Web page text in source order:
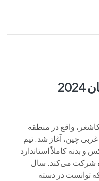
2024 در 20 می در کاشغر، واقع در منطقه
چین، آغاز شد. تیم
و بدنه کاملاً استاندارد
شرکت می‌کند. سال
تیمی بود که توانست در دسته